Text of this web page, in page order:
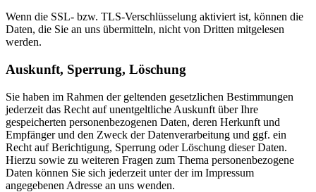
Wenn die SSL- bzw. TLS-Verschlüsselung aktiviert ist, können die
Daten, die Sie an uns übermitteln, nicht von Dritten mitgelesen
werden.
Auskunft, Sperrung, Löschung
Sie haben im Rahmen der geltenden gesetzlichen Bestimmungen
jederzeit das Recht auf unentgeltliche Auskunft über Ihre
gespeicherten personenbezogenen Daten, deren Herkunft und
Empfänger und den Zweck der Datenverarbeitung und ggf. ein
Recht auf Berichtigung, Sperrung oder Löschung dieser Daten.
Hierzu sowie zu weiteren Fragen zum Thema personenbezogene
Daten können Sie sich jederzeit unter der im Impressum
angegebenen Adresse an uns wenden.